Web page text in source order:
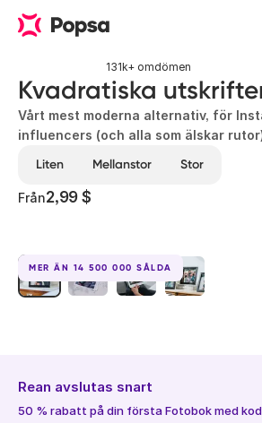
131k+ omdömen
Kvadratiska
Vårt mest moderna alternativ, för
influencers (och alla som älskar
Liten
Mellanstor Stor
Från2,99 $
MER ÄN 14 500 000 SÅLDA
Rean avslutas snart
50 % rabatt på din första Fotobok med